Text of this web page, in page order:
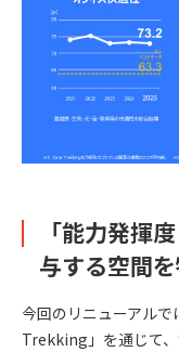
「能力発揮
与する空間
今回のリニューアル
Trekking」を通じて